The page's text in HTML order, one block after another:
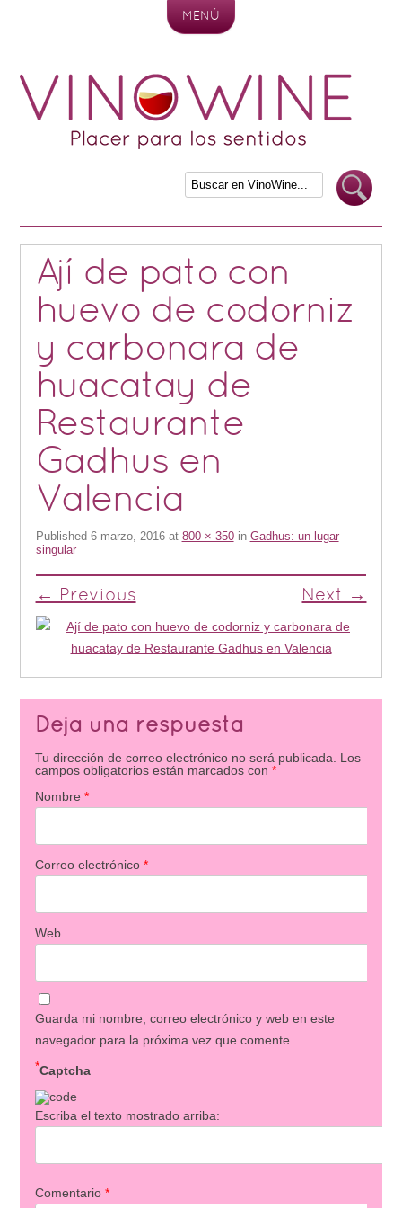
MENÚ
Ají de pato con
huevo de codorniz
y carbonara de
huacatay de
Restaurante
Gadhus en
Valencia
Published 6 marzo, 2016at 800 × 350in Gadhus: un lugar
singular
← Previous Next →
Deja una respuesta
Tu dirección de correo electrónico no será publicada. Los
campos obligatorios están marcados con *
Nombre *
Correo electrónico *
Web
Guarda mi nombre, correo electrónico y web en este
navegador para la próxima vez que comente.
Captcha
*
Escriba el texto mostrado arriba:
Comentario *